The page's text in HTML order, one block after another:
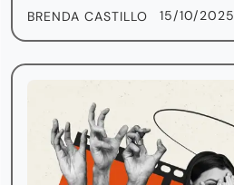
BRENDA CASTILLO 15/10/2025